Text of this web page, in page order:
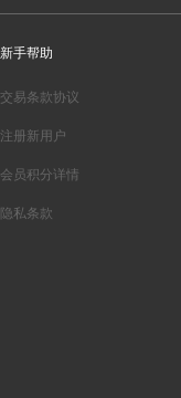
新手帮助
交易条款协议
注册新用户
会员积分详情
隐私条款